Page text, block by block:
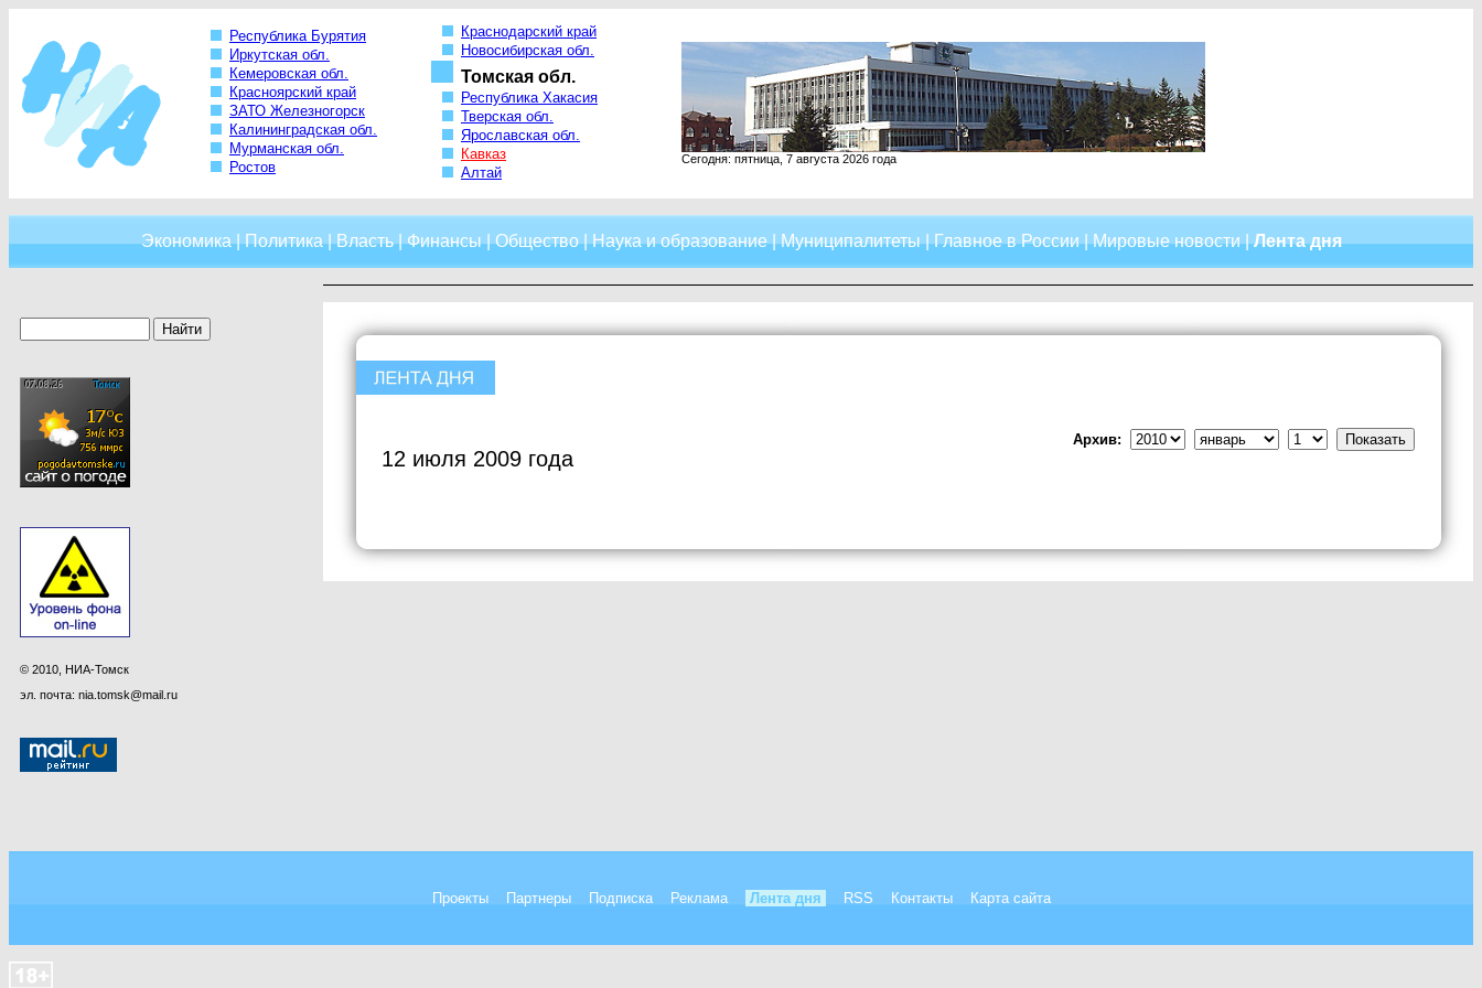
Республика Бурятия
Иркутская обл.
Кемеровская обл.
Красноярский край
ЗАТО Железногорск
Калининградская обл.
Мурманская обл.
Ростов
Краснодарский край
Новосибирская обл.
Томская обл.
Республика Хакасия
Тверская обл.
Ярославская обл.
Кавказ
Алтай
Сегодня: пятница, 7 августа 2026 года
Экономика|Политика|Власть|Финансы|Общество|Наука и образование|Муниципалитеты|Главное в России|Мировые новости|Лента дня
© 2010, НИА-Томск
эл. почта: nia.tomsk@mail.ru
12 июля 2009 года
Архив:
Проекты Партнеры Подписка Реклама Лента дня RSS Контакты Карта сайта